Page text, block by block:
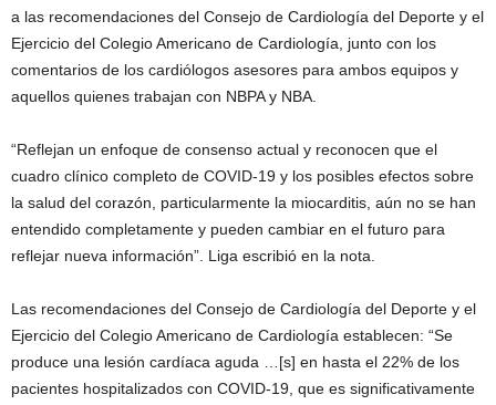
a las recomendaciones del Consejo de Cardiología del Deporte y el
Ejercicio del Colegio Americano de Cardiología, junto con los
comentarios de los cardiólogos asesores para ambos equipos y
aquellos quienes trabajan con NBPA y NBA.
“Reflejan un enfoque de consenso actual y reconocen que el
cuadro clínico completo de COVID-19 y los posibles efectos sobre
la salud del corazón, particularmente la miocarditis, aún no se han
entendido completamente y pueden cambiar en el futuro para
reflejar nueva información”. Liga escribió en la nota.
Las recomendaciones del Consejo de Cardiología del Deporte y el
Ejercicio del Colegio Americano de Cardiología establecen: “Se
produce una lesión cardíaca aguda …[s] en hasta el 22% de los
pacientes hospitalizados con COVID-19, que es significativamente